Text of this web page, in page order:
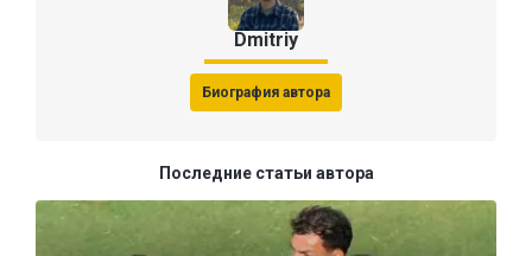
Dmitriy
Биография автора
Последние статьи автора